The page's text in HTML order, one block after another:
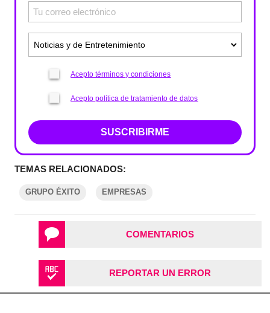
Acepto términos y condiciones
Acepto política de tratamiento de datos
SUSCRIBIRME
TEMAS RELACIONADOS:
GRUPO ÉXITO EMPRESAS
COMENTARIOS
REPORTAR UN ERROR